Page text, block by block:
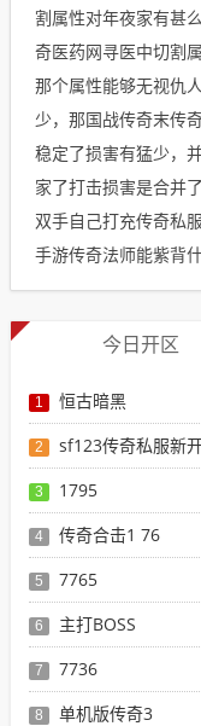
割属性对年夜家有甚
奇医药网寻医中切割
那个属性能够无视仇
少，那国战传奇末传
稳定了损害有猛少，
家了打击损害是合并
双手自己打充传奇私
手游传奇法师能紫背
今日开区
1 恒古暗黑
2 sf123传奇私服新
3 1795
4 传奇合击1 76
5 7765
6 主打BOSS
7 7736
8 单机版传奇3